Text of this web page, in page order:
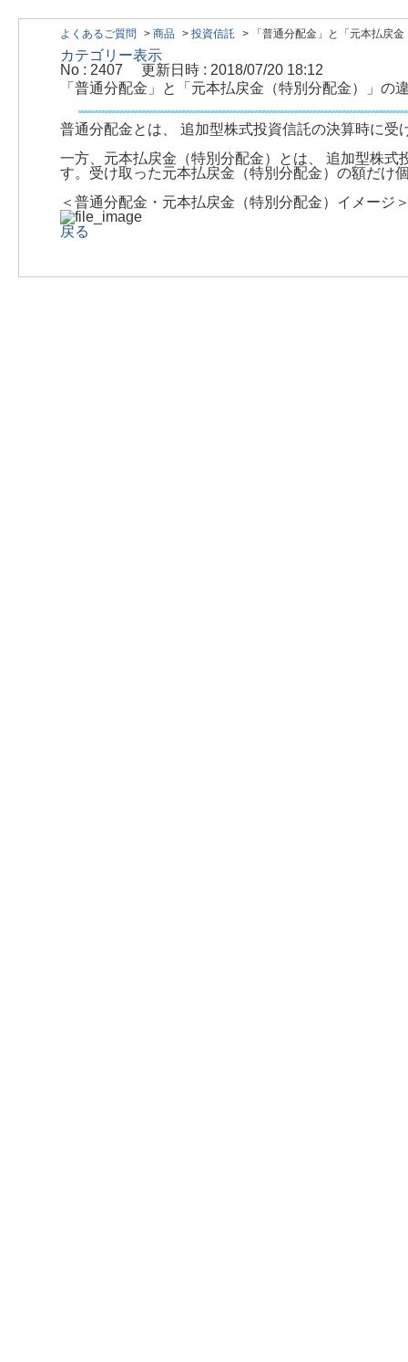
よくあるご質問 > 商品 > 投資信託 > 「普通分配金」と「元本払戻金
カテゴリー表示
No : 2407
更新日時 : 2018/07/20 18:12
「普通分配金」と「元本払戻金（特別分配金）」の
普通分配金とは、 追加型株式投資信託の決算時に
一方、元本払戻金（特別分配金）とは、 追加型株
す。受け取った元本払戻金（特別分配金）の額だけ
＜普通分配金・元本払戻金（特別分配金）イメージ
戻る